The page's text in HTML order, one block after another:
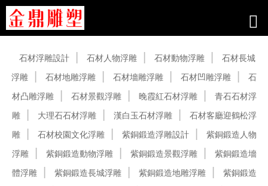
石材浮雕設計 石材人物浮雕 石材動物浮雕
石材長城
浮雕
石材地雕浮雕 石材墻雕浮雕 石材凹雕浮雕
石
材凸雕浮雕
石材景觀浮雕 晚霞紅石材浮雕
青石石材浮
雕
大理石石材浮雕 漢白玉石材浮雕
石材客廳迎鶴松浮
雕
石材校園文化浮雕 紫銅鍛造浮雕設計
紫銅鍛造人物
浮雕
紫銅鍛造動物浮雕 紫銅鍛造景觀浮雕
紫銅鍛造墻
體浮雕
紫銅鍛造長城浮雕 紫銅鍛造地雕浮雕
紫銅鍛造